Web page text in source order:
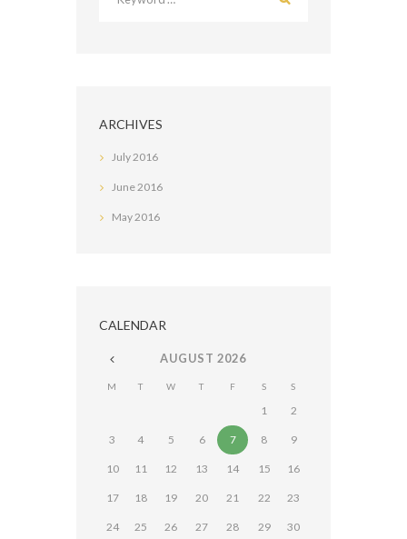
ARCHIVES
July 2016
June 2016
May2016
CALENDAR
AUGUST 2026
M T W T F S S
1 2
3 4 5 6 7 8 9
10 11 12 13 14 15 16
17 18 19 20 21 22 23
24 25 26 27 28 29 30